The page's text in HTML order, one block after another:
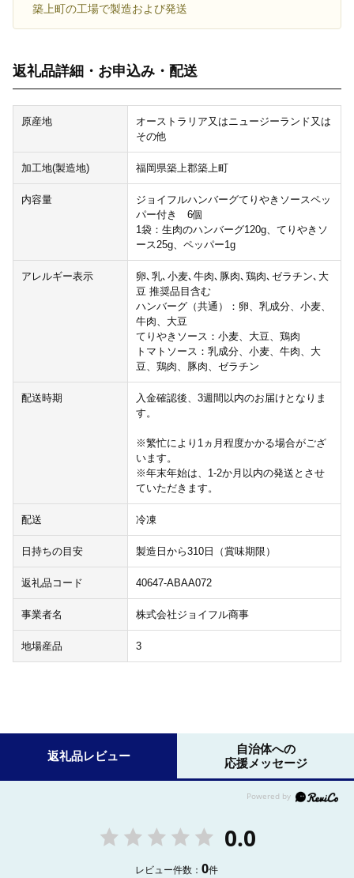
築上町の工場で製造および発送
返礼品詳細・お申込み・配送
原産地
オーストラリア又はニュージーランド又は
その他
加工地(製造地) 福岡県築上郡築上町
内容量
ジョイフルハンバーグてりやきソースペッ
パー付き 6個
1袋：生肉のハンバーグ120g、てりやきソ
ース25g、ペッパー1g
アレルギー表示
卵､乳､小麦､牛肉､豚肉､鶏肉､ゼラチン､大
豆 推奨品目含む
ハンバーグ（共通）：卵、乳成分、小麦、
牛肉、大豆
てりやきソース：小麦、大豆、鶏肉
トマトソース：乳成分、小麦、牛肉、大
豆、鶏肉、豚肉、ゼラチン
配送時期
入金確認後、3週間以内のお届けとなりま
す。
※繁忙により1ヵ月程度かかる場合がござ
います。
※年末年始は、1-2か月以内の発送とさせ
ていただきます。
配送 冷凍
日持ちの目安 製造日から310日（賞味期限）
返礼品コード 40647-ABAA072
事業者名 株式会社ジョイフル商事
地場産品 3
返礼品レビュー
自治体への
応援メッセージ
0.0
レビュー件数：0件